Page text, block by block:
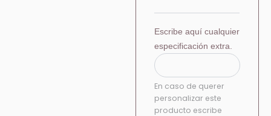
Escribe aquí cualquier
especificación extra.
En caso de querer
personalizar este
producto escribe